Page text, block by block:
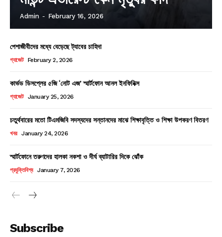
Admin - February 16, 2026
পেশাজীবীদের মধ্যে বেড়েছে ট্যাবের চাহিদা
গ্যাজেট February 2, 2026
কার্ভড ডিসপ্লের ৫জি ‘নোট এজ’ স্মার্টফোন আনল ইনফিনিক্স
গ্যাজেট January 25, 2026
চতুর্থবারের মতো টিএমজিবি সদস্যদের সন্তানদের মাঝে শিক্ষাবৃত্তি ও শিক্ষা উপকরণ বিতরণ
খবর January 24, 2026
স্মার্টফোনে তরুণদের হালকা নকশা ও দীর্ঘ ব্যাটারির দিকে ঝোঁক
প্রযুক্তিবিশ্ব January 7, 2026
Subscribe